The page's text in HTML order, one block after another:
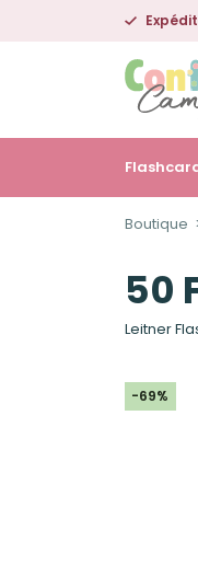
Boutique
50
Leitner
-69%